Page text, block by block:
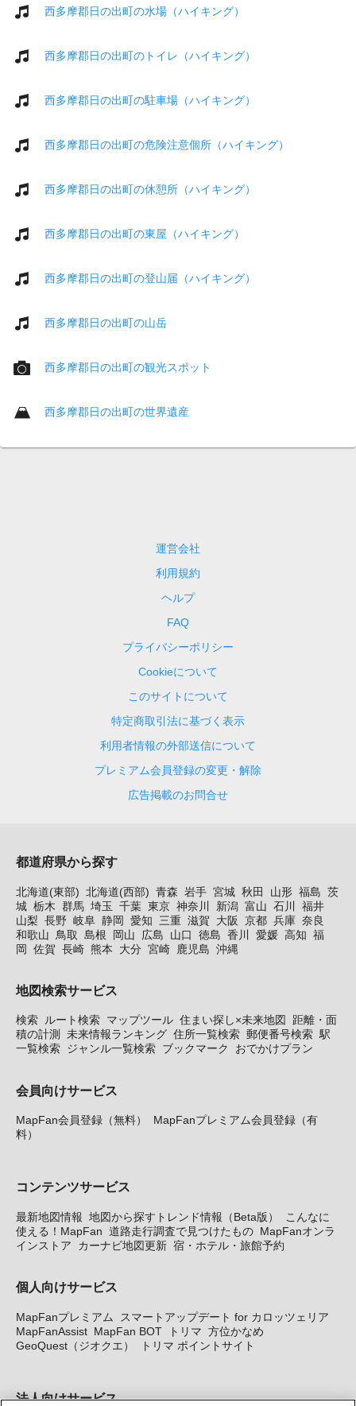
西多摩郡日の出町の水場（ハイキング）
西多摩郡日の出町のトイレ（ハイキング）
西多摩郡日の出町の駐車場（ハイキング）
西多摩郡日の出町の危険注意個所（ハイキング）
西多摩郡日の出町の休憩所（ハイキング）
西多摩郡日の出町の東屋（ハイキング）
西多摩郡日の出町の登山届（ハイキング）
西多摩郡日の出町の山岳
西多摩郡日の出町の観光スポット
西多摩郡日の出町の世界遺産
運営会社
利用規約
ヘルプ
FAQ
プライバシーポリシー
Cookieについて
このサイトについて
特定商取引法に基づく表示
利用者情報の外部送信について
プレミアム会員登録の変更・解除
広告掲載のお問合せ
都道府県から探す
北海道(東部) 北海道(西部) 青森 岩手 宮城 秋田 山形 福島 茨
城 栃木 群馬 埼玉 千葉 東京 神奈川 新潟 富山 石川
福井
山梨 長野 岐阜 静岡 愛知 三重 滋賀 大阪 京都 兵庫 奈良
和歌山
鳥取 島根 岡山 広島 山口 徳島 香川 愛媛 高知 福
岡 佐賀 長崎 熊本 大分 宮崎 鹿児島 沖縄
地図検索サービス
検索 ルート検索 マップツール 住まい探し×未来地図
距離・面
積の計測
未来情報ランキング 住所一覧検索 郵便番号検索 駅
一覧検索 ジャンル一覧検索 ブックマーク おでかけプラン
会員向けサービス
MapFan会員登録（無料）
MapFanプレミアム会員登録（有
料）
コンテンツサービス
最新地図情報 地図から探すトレンド情報（Beta版）
こんなに
使える！MapFan 道路走行調査で見つけたもの MapFanオンラ
インストア
カーナビ地図更新 宿・ホテル・旅館予約
個人向けサービス
MapFanプレミアム
スマートアップデート for カロッツェリア
MapFanAssist MapFan BOT トリマ 方位かなめ
GeoQuest（ジオクエ）
トリマ ポイントサイト
法人向けサービス